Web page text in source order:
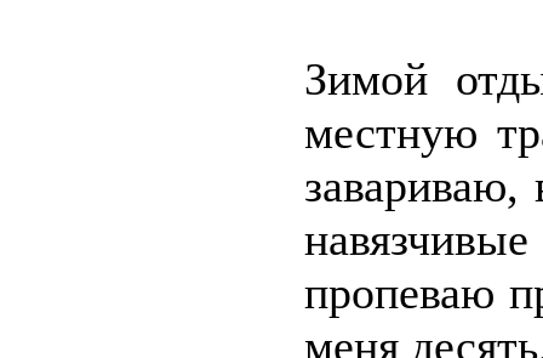
Зимой
местную
завариваю,
пропеваю
меня